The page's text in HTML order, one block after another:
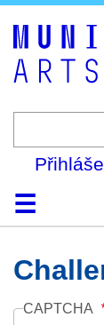
DomůKolekce
CAPTCHA